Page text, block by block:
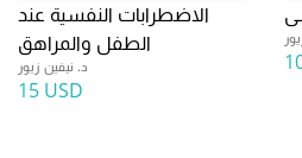
الاضطرابات النفسية عند
الطفل والمراهق
د. نيفين زيور
15 USD